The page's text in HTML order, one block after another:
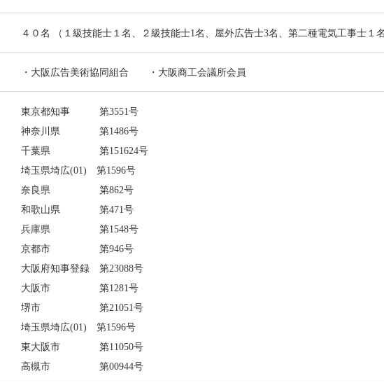
４０名 （１級技能士１名、２級技能士1名、屋外広告士3名、第二種電気工事士１
・大阪広告美術協同組合 ・大阪商工会議所会員
東京都知事 第3551号
神奈川県 第1486号
千葉県 第151624号
埼玉県埼広(01) 第1596号
奈良県 第862号
和歌山県 第471号
兵庫県 第1548号
京都市 第946号
大阪府知事登録 第23088号
大阪市 第1281号
堺市 第21051号
埼玉県埼広(01) 第1596号
東大阪市 第11050号
高槻市 第00944号